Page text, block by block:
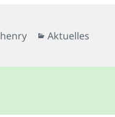
Autor
henry Kategorien
Aktuelles